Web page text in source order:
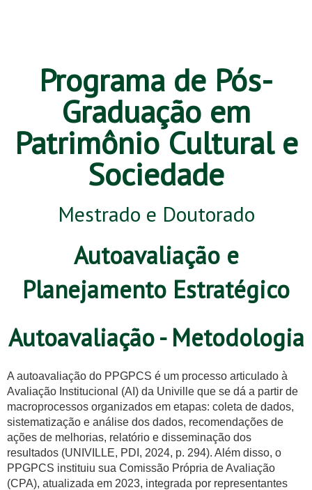
Programa de Pós-
Graduação em
Patrimônio Cultural e
Sociedade
Mestrado e Doutorado
Autoavaliação e
Planejamento Estratégico
Autoavaliação - Metodologia
A autoavaliação do PPGPCS é um processo articulado à
Avaliação Institucional (AI) da Univille que se dá a partir de
macroprocessos organizados em etapas: coleta de dados,
sistematização e análise dos dados, recomendações de
ações de melhorias, relatório e disseminação dos
resultados (UNIVILLE, PDI, 2024, p. 294). Além disso, o
PPGPCS instituiu sua Comissão Própria de Avaliação
(CPA), atualizada em 2023, integrada por representantes